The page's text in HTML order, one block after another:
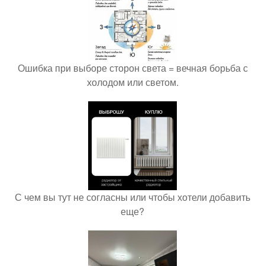
Ошибка при выборе сторон света = вечная борьба с
холодом или светом.
С чем вы тут не согласны или чтобы хотели добавить
еще?